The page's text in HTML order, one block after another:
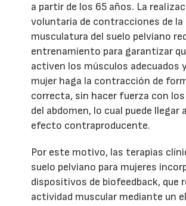
a partir de los 65 años. La
voluntaria de contracciones de la
musculatura del suelo pelviano
entrenamiento para garantizar
activen los músculos adecuados
mujer haga la contracción de
correcta, sin hacer fuerza con
del abdomen, lo cual puede llegar
efecto contraproducente.
Por este motivo, las terapias
suelo pelviano para mujeres
dispositivos de biofeedback, que
actividad muscular mediante un